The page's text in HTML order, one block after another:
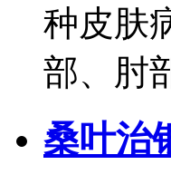
种皮肤
部、肘
桑叶治